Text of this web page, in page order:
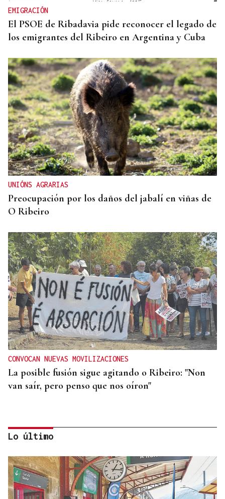
EMIGRACIÓN
El PSOE de Ribadavia pide reconocer el legado de
los emigrantes del Ribeiro en Argentina y Cuba
UNIÓNS AGRARIAS
Preocupación por los daños del jabalí en viñas de
O Ribeiro
CONVOCAN NUEVAS MOVILIZACIONES
La posible fusión sigue agitando o Ribeiro: "Non
van saír, pero penso que nos oíron"
Lo último